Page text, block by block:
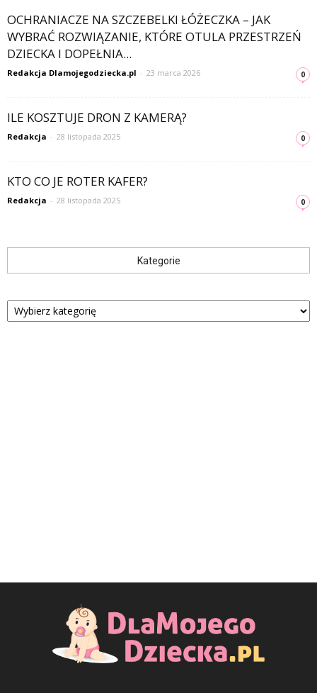
OCHRANIACZE NA SZCZEBELKI ŁÓŻECZKA – JAK
WYBRAĆ ROZWIĄZANIE, KTÓRE OTULA PRZESTRZEŃ
DZIECKA I DOPEŁNIA...
Redakcja Dlamojegodziecka.pl - 23 marca 2026 0
ILE KOSZTUJE DRON Z KAMERĄ?
Redakcja - 28 listopada 2025 0
KTO CO JE ROTER KAFER?
Redakcja - 28 listopada 2025 0
Kategorie
Kategorie